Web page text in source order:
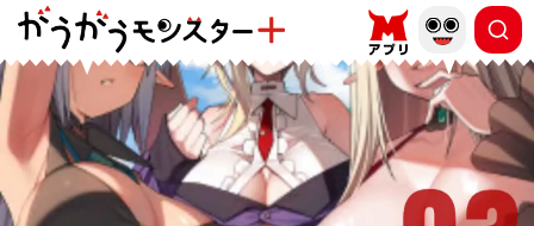
もっと読む